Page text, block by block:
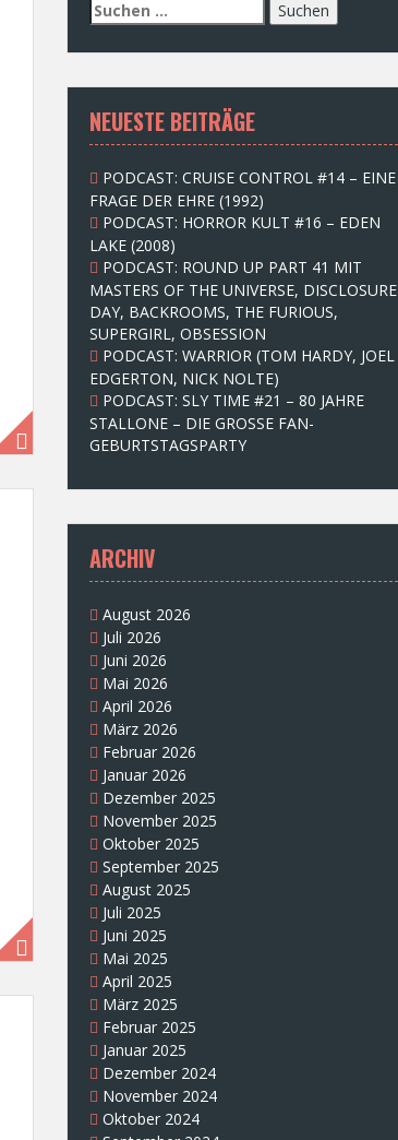
S
u
c
e
n
n
c
h
:
NEUESTE BEITRÄGE
PODCAST: CRUISE CONTROL #14 – EINE
FRAGE DER EHRE (1992)
PODCAST: HORROR KULT #16 – EDEN
LAKE (2008)
PODCAST: ROUND UP PART 41 MIT
MASTERS OF THE UNIVERSE, DISCLOSURE
DAY, BACKROOMS, THE FURIOUS,
SUPERGIRL, OBSESSION
PODCAST: WARRIOR (TOM HARDY, JOEL
EDGERTON, NICK NOLTE)
PODCAST: SLY TIME #21 – 80 JAHRE
STALLONE – DIE GROSSE FAN-
GEBURTSTAGSPARTY
ARCHIV
August 2026
Juli 2026
Juni 2026
Mai 2026
April 2026
März 2026
Februar 2026
Januar 2026
Dezember 2025
November 2025
Oktober 2025
September 2025
August 2025
Juli 2025
Juni 2025
Mai 2025
April 2025
März 2025
Februar 2025
Januar 2025
Dezember 2024
November 2024
Oktober 2024